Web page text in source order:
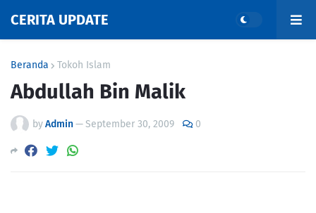
CERITA UPDATE
Beranda Tokoh Islam
Abdullah Bin Malik
byAdmin—September 30, 2009 0